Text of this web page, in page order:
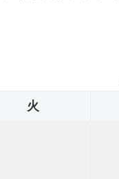
火